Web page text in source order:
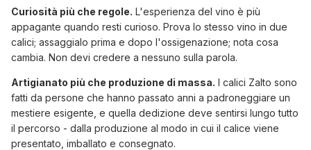
Curiosità più che regole. L'esperienza del vino è più
appagante quando resti curioso. Prova lo stesso vino in due
calici; assaggialo prima e dopo l'ossigenazione; nota cosa
cambia. Non devi credere a nessuno sulla parola.
Artigianato più che produzione di massa. I calici Zalto sono
fatti da persone che hanno passato anni a padroneggiare un
mestiere esigente, e quella dedizione deve sentirsi lungo tutto
il percorso - dalla produzione al modo in cui il calice viene
presentato, imballato e consegnato.